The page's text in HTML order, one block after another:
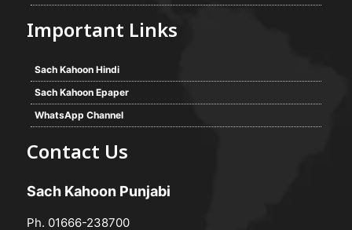
Important Links
Sach Kahoon Hindi
Sach Kahoon Epaper
WhatsApp Channel
Contact Us
Sach Kahoon Punjabi
Ph. 01666-238700